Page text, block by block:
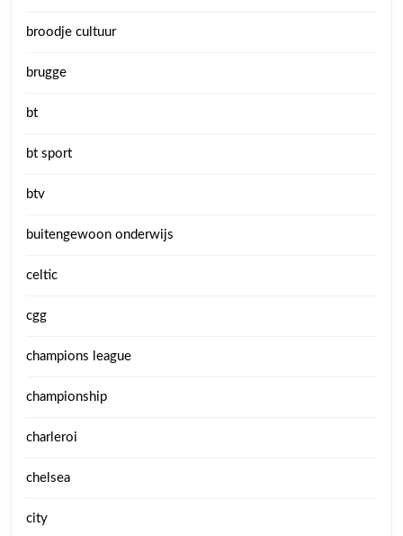
broodje cultuur
brugge
bt
bt sport
btv
buitengewoon onderwijs
celtic
cgg
champions league
championship
charleroi
chelsea
city